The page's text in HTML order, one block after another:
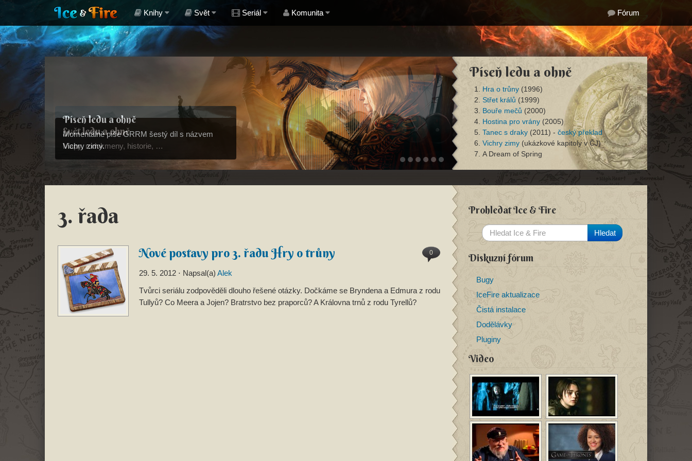
Knihy Svět Seriál Komunita Fórum
Svět ledu a ohně
Mapy, rodokmeny, historie, …
Píseň ledu a ohně
Momentálně píše GRRM šestý díl s názvem
Vichry zimy.
Píseň ledu a ohně
Hra o trůny (1996)
Střet králů (1999)
Bouře mečů (2000)
Hostina pro vrány (2005)
Tanec s draky (2011) - český překlad
Vichry zimy (ukázkové kapitoly v ČJ)
A Dream of Spring
3. řada
0
Nové postavy pro 3. řadu Hry o trůny
29. 5. 2012 ⋅ Napsal(a) Alek
Tvůrci seriálu zodpověděli dlouho řešené otázky. Dočkáme se Bryndena a Edmura z rodu
Tullyů? Co Meera a Jojen? Bratrstvo bez praporců? A Královna trnů z rodu Tyrellů?
Prohledat Ice & Fire
Diskuzní fórum
Bugy
IceFire aktualizace
Čistá instalace
Dodělávky
Pluginy
Video